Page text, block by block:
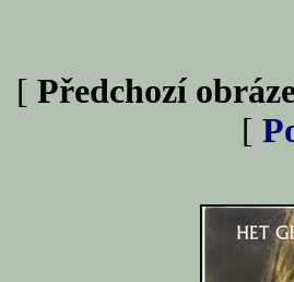
[ Předchozí
[